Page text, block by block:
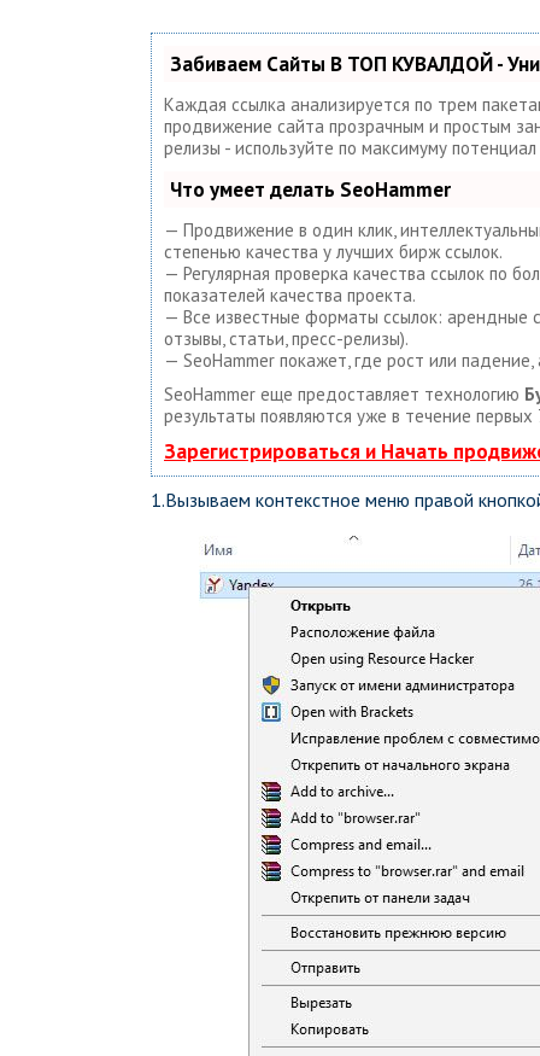
Забиваем Сайты В ТОП КУВАЛДОЙ -
Каждая ссылка анализируется по трем
продвижение сайта прозрачным и простым
релизы - используйте по максимуму
Что умеет делать SeoHammer
— Продвижение в один клик,
степенью качества у лучших бирж ссылок.
— Регулярная проверка качества ссылок по
показателей качества проекта.
— Все известные форматы ссылок: арендные
отзывы, статьи, пресс-релизы).
— SeoHammer покажет, где рост или
SeoHammer еще предоставляет технологию
результаты появляются уже в течение первых
Зарегистрироваться и Начать
1.Вызываем контекстное меню правой